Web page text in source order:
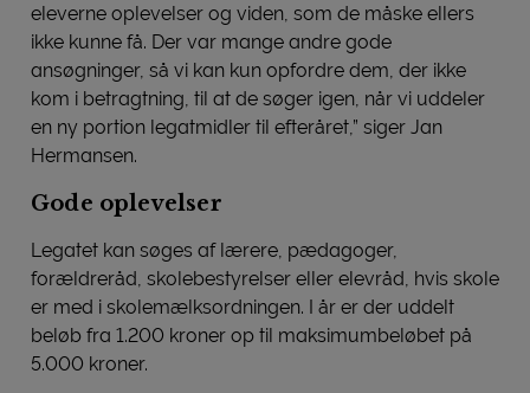
eleverne oplevelser og viden, som de måske ellers
ikke kunne få. Der var mange andre gode
ansøgninger, så vi kan kun opfordre dem, der ikke
kom i betragtning, til at de søger igen, når vi uddeler
en ny portion legatmidler til efteråret,” siger Jan
Hermansen.
Gode oplevelser
Legatet kan søges af lærere, pædagoger,
forældreråd, skolebestyrelser eller elevråd, hvis skole
er med i skolemælksordningen. I år er der uddelt
beløb fra 1.200 kroner op til maksimumbeløbet på
5.000 kroner.